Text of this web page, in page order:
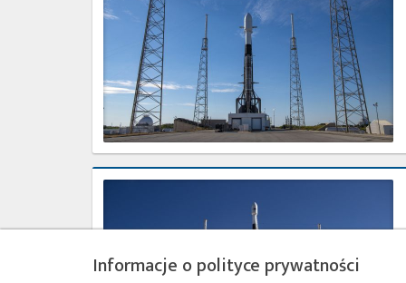
z
Transporter-
–
24
stycznia
2021
Najbliższe
sierpień
2020
Informacje o polityce prywatności